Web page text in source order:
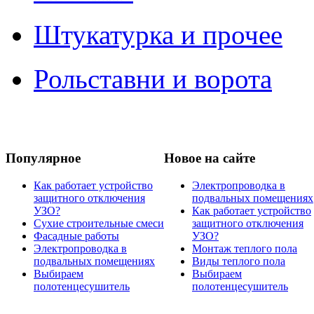
Штукатурка и прочее
Рольставни и ворота
Популярное
Как работает устройство
защитного отключения
УЗО?
Сухие строительные смеси
Фасадные работы
Электропроводка в
подвальных помещениях
Выбираем
полотенцесушитель
Новое на сайте
Электропроводка в
подвальных помещениях
Как работает устройство
защитного отключения
УЗО?
Монтаж теплого пола
Виды теплого пола
Выбираем
полотенцесушитель